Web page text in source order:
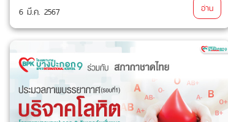
6 มี.ค. 2567 อ่าน